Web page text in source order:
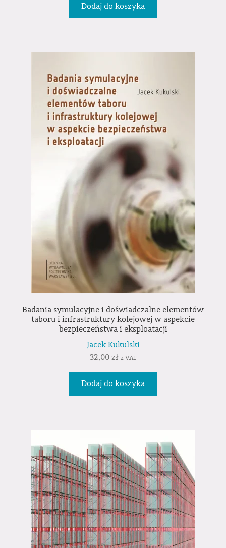
Dodaj do koszyka
Badania symulacyjne i doświadczalne elementów
taboru i infrastruktury kolejowej w aspekcie
bezpieczeństwa i eksploatacji
Jacek Kukulski
32,00 zł z VAT
Dodaj do koszyka